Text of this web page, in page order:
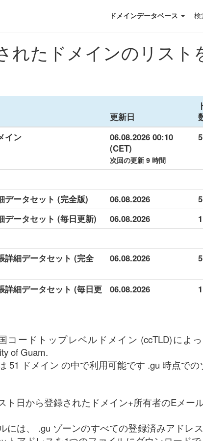
ドメインデータベース 検
れたドメインのリス
更新日
イン
06.08.2026 00:10
(CET)
次回の更新 9 時間
データセット (完全版) 06.08.2026
データセット (毎日更新) 06.08.2026 1
詳細データセット (完全
06.08.2026
詳細データセット (毎日更
06.08.2026 1
コードトップレベルドメイン (ccTLD)によ
of Guam.
51 ドメイン の中で利用可能です .gu 時点での
ト日から登録されたドメイン+所有者のEメー
には、 .gu ゾーンのすべての登録済みアドレ